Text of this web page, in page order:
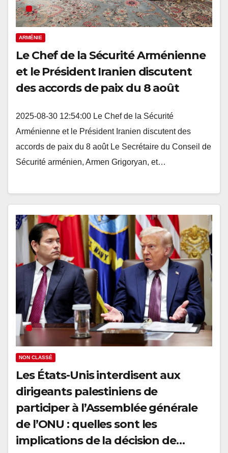
ARMÉNIE
Le Chef de la Sécurité Arménienne
et le Président Iranien discutent
des accords de paix du 8 août
2025-08-30 12:54:00 Le Chef de la Sécurité
Arménienne et le Président Iranien discutent des
accords de paix du 8 août Le Secrétaire du Conseil de
Sécurité arménien, Armen Grigoryan, et…
NON CLASSÉ
Les États-Unis interdisent aux
dirigeants palestiniens de
participer à l’Assemblée générale
de l’ONU : quelles sont les
implications de la décision de